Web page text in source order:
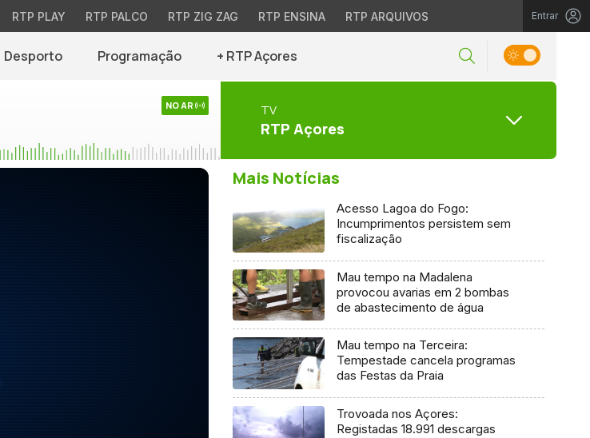
RTP PLAY RTP PALCO RTP ZIG ZAG RTP ENSINA RTP ARQUIVOS Entrar
Desporto Programação + RTP Açores
NO AR TV
RTP Açores
Mais Notícias
Acesso Lagoa do Fogo:
Incumprimentos persistem sem
fiscalização
Mau tempo na Madalena
provocou avarias em 2 bombas
de abastecimento de água
Mau tempo na Terceira:
Tempestade cancela programas
das Festas da Praia
Trovoada nos Açores:
Registadas 18.991 descargas